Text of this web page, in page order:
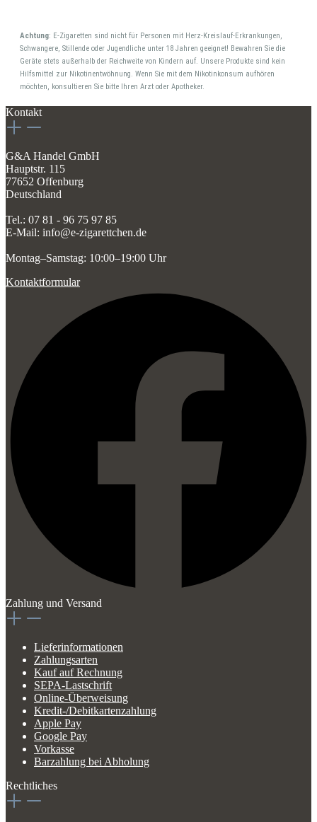
Achtung: E-Zigaretten sind nicht für Personen mit Herz-Kreislauf-Erkrankungen,
Schwangere, Stillende oder Jugendliche unter 18 Jahren geeignet! Bewahren Sie die
Geräte stets außerhalb der Reichweite von Kindern auf. Unsere Produkte sind kein
Hilfsmittel zur Nikotinentwöhnung. Wenn Sie mit dem Nikotinkonsum aufhören
möchten, konsultieren Sie bitte Ihren Arzt oder Apotheker.
Kontakt
G&A Handel GmbH
Hauptstr. 115
77652 Offenburg
Deutschland
Tel.: 07 81 - 96 75 97 85
E-Mail: info@e-zigarettchen.de
Montag–Samstag: 10:00–19:00 Uhr
Kontaktformular
Zahlung und Versand
Lieferinformationen
Zahlungsarten
Kauf auf Rechnung
SEPA-Lastschrift
Online-Überweisung
Kredit-/Debitkartenzahlung
Apple Pay
Google Pay
Vorkasse
Barzahlung bei Abholung
Rechtliches